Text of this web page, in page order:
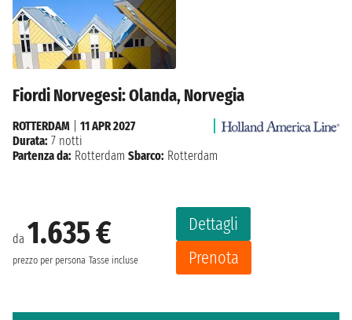
Fiordi Norvegesi: Olanda, Norvegia
da 1.635 €
prezzo per persona Tasse incluse
Dettagli
Prenota
ROTTERDAM
11 APR 2027
Durata: 7 notti
Partenza da: Rotterdam Sbarco: Rotterdam